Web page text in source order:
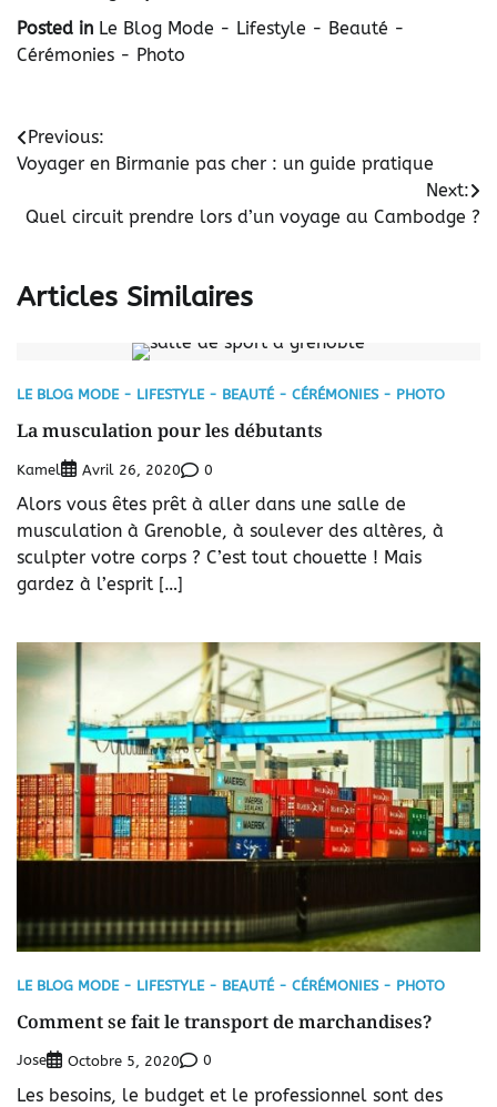
Posted in Le Blog Mode - Lifestyle - Beauté -
Cérémonies - Photo
Navigation
de
l’article
Previous:
Voyager en Birmanie pas cher : un guide pratique
Next:
Quel circuit prendre lors d’un voyage au Cambodge ?
Articles Similaires
LE BLOG MODE - LIFESTYLE - BEAUTÉ - CÉRÉMONIES - PHOTO
La musculation pour les débutants
Kamel Avril 26, 2020 0
Alors vous êtes prêt à aller dans une salle de
musculation à Grenoble, à soulever des altères, à
sculpter votre corps ? C’est tout chouette ! Mais
gardez à l’esprit […]
LE BLOG MODE - LIFESTYLE - BEAUTÉ - CÉRÉMONIES - PHOTO
Comment se fait le transport de marchandises?
Jose Octobre 5, 2020 0
Les besoins, le budget et le professionnel sont des